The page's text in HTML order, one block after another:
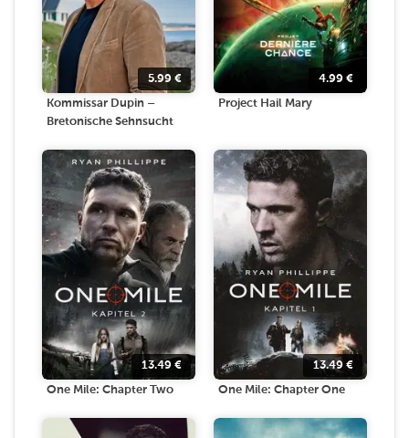
5.99 €
Kommissar Dupin –
Bretonische Sehnsucht
4.99 €
Project Hail Mary
13.49 €
One Mile: Chapter Two
13.49 €
One Mile: Chapter One